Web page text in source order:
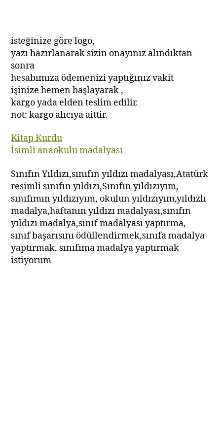
isteğinize göre logo,
yazı hazırlanarak sizin onayınız alındıktan
sonra
hesabımıza ödemenizi yaptığınız vakit
işinize hemen başlayarak ,
kargo yada elden teslim edilir.
not: kargo alıcıya aittir.
Kitap Kurdu
İsimli anaokulu madalyası
Sınıfın Yıldızı,sınıfın yıldızı madalyası,Atatürk
resimli sınıfın yıldızı,Sınıfın yıldızıyım,
sınıfımın yıldızıyım, okulun yıldızıyım,yıldızlı
madalya,haftanın yıldızı madalyası,sınıfın
yıldızı madalya,sınıf madalyası yaptırma,
sınıf başarısını ödüllendirmek,sınıfa madalya
yaptırmak, sınıfıma madalya yaptırmak
istiyorum